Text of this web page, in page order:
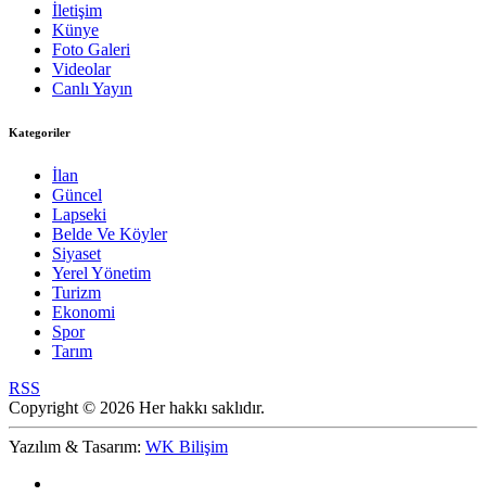
İletişim
Künye
Foto Galeri
Videolar
Canlı Yayın
Kategoriler
İlan
Güncel
Lapseki
Belde Ve Köyler
Siyaset
Yerel Yönetim
Turizm
Ekonomi
Spor
Tarım
RSS
Copyright © 2026 Her hakkı saklıdır.
Yazılım & Tasarım: WK Bilişim